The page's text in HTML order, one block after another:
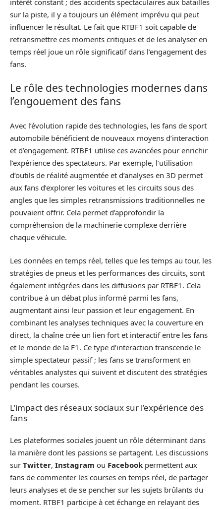
sur la piste, il y a toujours un élément imprévu qui peut
influencer le résultat. Le fait que RTBF1 soit capable de
retransmettre ces moments critiques et de les analyser en
temps réel joue un rôle significatif dans l’engagement des
fans.
Le rôle des technologies modernes dans
l’engouement des fans
Avec l’évolution rapide des technologies, les fans de sport
automobile bénéficient de nouveaux moyens d’interaction
et d’engagement. RTBF1 utilise ces avancées pour enrichir
l’expérience des spectateurs. Par exemple, l’utilisation
d’outils de réalité augmentée et d’analyses en 3D permet
aux fans d’explorer les voitures et les circuits sous des
angles que les simples retransmissions traditionnelles ne
pouvaient offrir. Cela permet d’approfondir la
compréhension de la machinerie complexe derrière
chaque véhicule.
Les données en temps réel, telles que les temps au tour, les
stratégies de pneus et les performances des circuits, sont
également intégrées dans les diffusions par RTBF1. Cela
contribue à un débat plus informé parmi les fans,
augmentant ainsi leur passion et leur engagement. En
combinant les analyses techniques avec la couverture en
direct, la chaîne crée un lien fort et interactif entre les fans
et le monde de la F1. Ce type d’interaction transcende le
simple spectateur passif ; les fans se transforment en
véritables analystes qui suivent et discutent des stratégies
pendant les courses.
L’impact des réseaux sociaux sur l’expérience des
fans
Les plateformes sociales jouent un rôle déterminant dans
la manière dont les passions se partagent. Les discussions
sur Twitter, Instagram ou Facebook permettent aux
fans de commenter les courses en temps réel, de partager
leurs analyses et de se pencher sur les sujets brûlants du
moment. RTBF1 participe à cet échange en relayant des